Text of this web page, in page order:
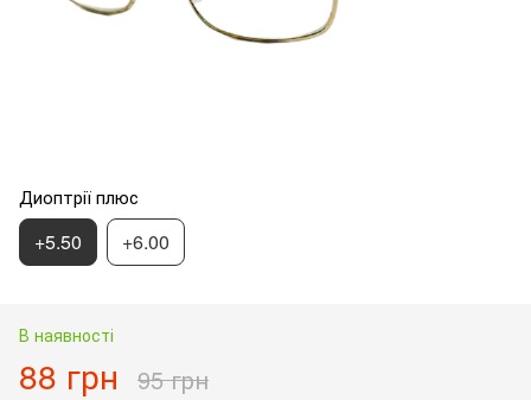
Диоптрії плюс
+5.50 +6.00
В наявності
88 грн 95 грн